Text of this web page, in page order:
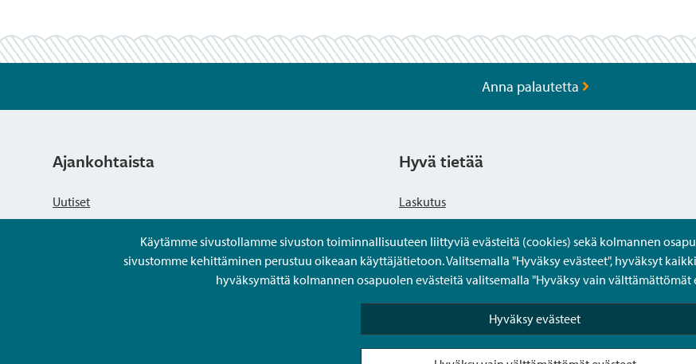
Käytämme sivustollamme sivuston toiminnallisuuteen liittyviä evästeitä (cookies) sekä kolmannen
sivustomme kehittäminen perustuu oikeaan käyttäjätietoon. Valitsemalla "Hyväksy evästeet", hyväksyt
hyväksymättä kolmannen osapuolen evästeitä valitsemalla "Hyväksy vain välttämättömät
Hyväksy evästeet
Anna palautetta
Ajankohtaista
Uutiset
Hyvä tietää
Laskutus
Tietosuojaseloste
Saavutettavuusseloste
Usein kysytyt kysymykset